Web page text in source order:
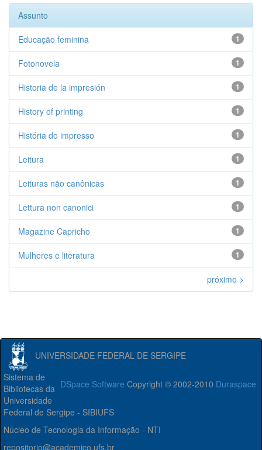
Assunto
1
Educação feminina
1
Fotonovela
1
Historia de la impresión
1
History of printing
1
História do impresso
1
Leitura
1
Leituras não canônicas
1
Lettura non canonici
1
Magazine Capricho
1
Mulheres e literatura
próximo >
UNIVERSIDADE FEDERAL DE SERGIPE
DSpace Software Copyright © 2002-2010 Duraspace
Sistema de
Bibliotecas da
Universidade
Federal de Sergipe - SIBIUFS
Núcleo de Tecnologia da Informação - NTI
repositorio@academico.ufs.br